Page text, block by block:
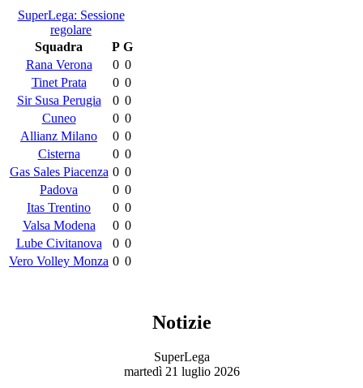
SuperLega: Sessione
regolare
Squadra
P G
Rana Verona
0 0
Tinet Prata
0 0
Sir Susa Perugia
0 0
Cuneo
0 0
Allianz Milano
0 0
Cisterna
0 0
Gas Sales Piacenza 0 0
Padova
0 0
Itas Trentino
0 0
Valsa Modena
0 0
Lube Civitanova
0 0
Vero Volley Monza 0 0
Notizie
SuperLega
martedì 21 luglio 2026